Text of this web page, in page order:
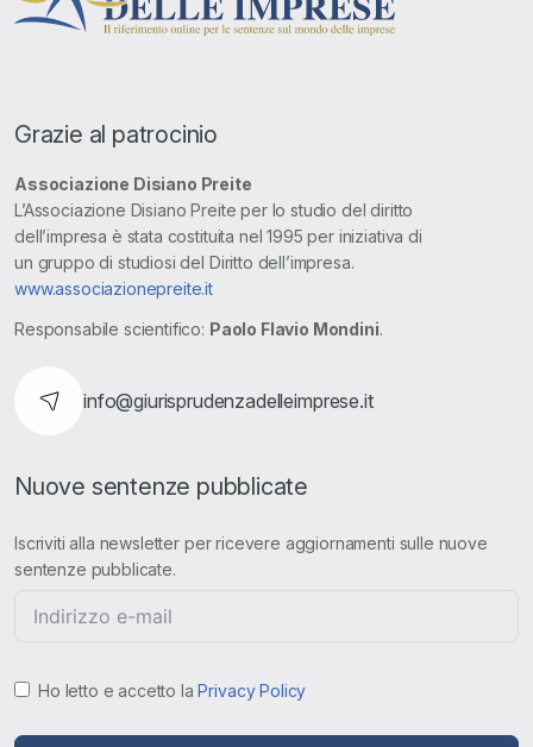
Grazie al patrocinio
Associazione Disiano Preite
L’Associazione Disiano Preite per lo studio del diritto
dell’impresa è stata costituita nel 1995 per iniziativa di
un gruppo di studiosi del Diritto dell’impresa.
www.associazionepreite.it
Responsabile scientifico: Paolo Flavio Mondini.
info@giurisprudenzadelleimprese.it
Nuove sentenze pubblicate
Iscriviti alla newsletter per ricevere aggiornamenti sulle nuove
sentenze pubblicate.
Ho letto e accetto laPrivacy Policy